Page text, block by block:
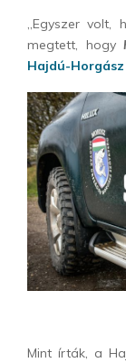
„Egyszer
megtett, hogy
Hajdú-Horgász
Mint írták, a